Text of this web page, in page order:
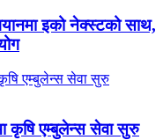
इको नेक्स्टको साथ,
कृषि एम्बुलेन्स सेवा सुरु